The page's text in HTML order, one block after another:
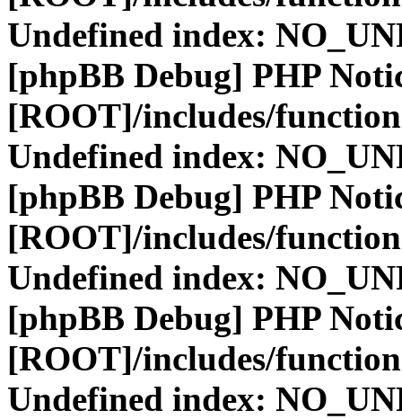
Undefined index:
[phpBB Debug] PHP
[ROOT]/includes/
Undefined index:
[phpBB Debug] PHP
[ROOT]/includes/
Undefined index:
[phpBB Debug] PHP
[ROOT]/includes/
Undefined index: